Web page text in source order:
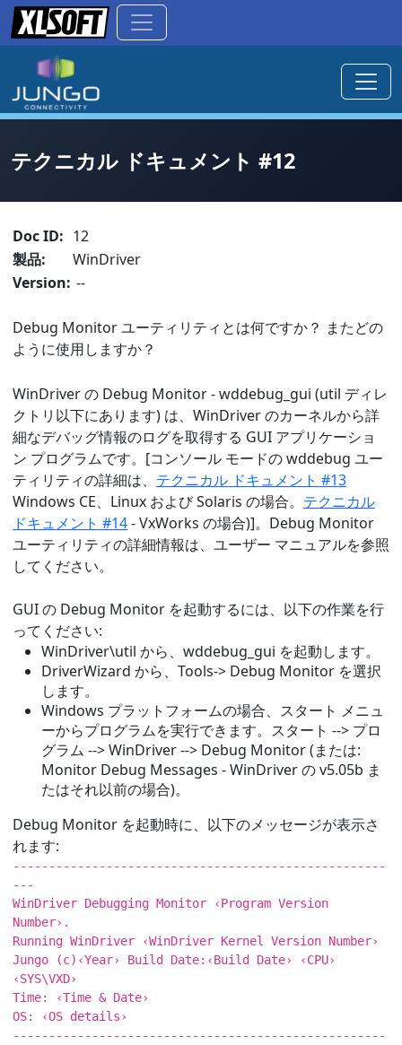
テクニカル ドキュメント #12
Doc ID: 12
製品:
WinDriver
Version: --
Debug Monitor ユーティリティとは何ですか？ またどの
ように使用しますか？
WinDriver の Debug Monitor - wddebug_gui (util ディレ
クトリ以下にあります) は、WinDriver のカーネルから詳
細なデバッグ情報のログを取得する GUI アプリケーショ
ン プログラムです。[コンソール モードの wddebug ユー
ティリティの詳細は、 テクニカル ドキュメント #13
Windows CE、Linux および Solaris の場合。 テクニカル
ドキュメント #14- VxWorks の場合)]。Debug Monitor
ユーティリティの詳細情報は、ユーザー マニュアルを参照
してください。
GUI の Debug Monitor を起動するには、以下の作業を行
ってください:
WinDriver\util から、wddebug_gui を起動します。
DriverWizard から、Tools-> Debug Monitor を選択
します。
Windows プラットフォームの場合、スタート メニュ
ーからプログラムを実行できます。スタート --> プロ
グラム --> WinDriver --> Debug Monitor (または:
Monitor Debug Messages - WinDriver の v5.05b ま
たはそれ以前の場合)。
Debug Monitor を起動時に、以下のメッセージが表示さ
れます:
----------------------------------------------------
---
WinDriver Debugging Monitor ‹Program Version
Number›.
Running WinDriver ‹WinDriver Kernel Version Number›
Jungo (c)‹Year› Build Date:‹Build Date› ‹CPU›
‹SYS\VXD›
Time: ‹Time & Date›
OS: ‹OS details›
----------------------------------------------------